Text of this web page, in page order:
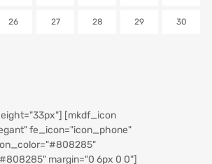
26 27 28 29 30
[mkdf_icon
fe_icon="icon_phone"
margin="0 6px 0 0"]